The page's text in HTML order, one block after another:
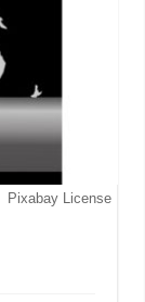
Pixabay License